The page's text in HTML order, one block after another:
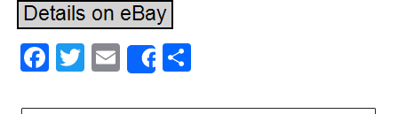
Facebook
Twitter
Email
Share